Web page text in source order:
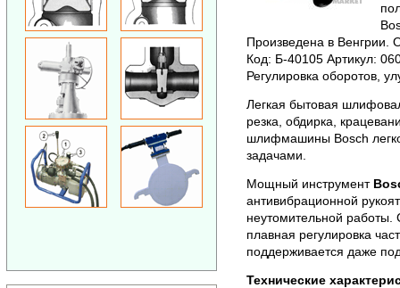
Произведена в Венгрии.
Код: Б-40105 Артикул:
Регулировка оборотов,
Легкая бытовая
резка, обдирка,
шлифмашины Bosch
задачами.
Мощный инструмент
антивибрационной
неутомительной работы.
плавная регулировка
поддерживается даже
Технические